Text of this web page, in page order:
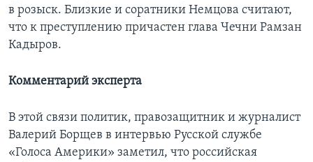
в розыск. Близкие и соратники Немцова считают,
что к преступлению причастен глава Чечни Рамзан
Кадыров.
Комментарий эксперта
В этой связи политик, правозащитник и журналист
Валерий Борщев в интервью Русской службе
«Голоса Америки» заметил, что российская